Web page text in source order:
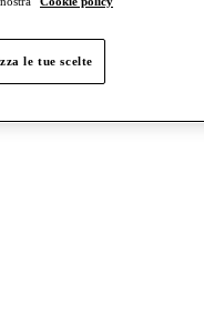
€75,000 至 €100,000
le tue scelte